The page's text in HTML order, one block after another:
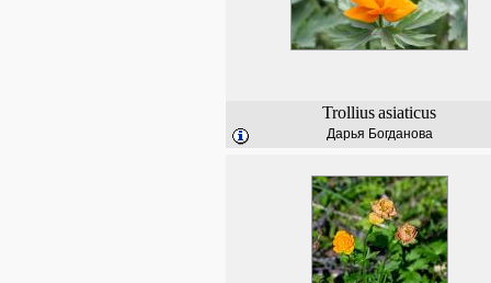
Trolliusasiaticus
Дарья Богданова